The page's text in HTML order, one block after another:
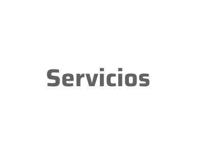
Servicios